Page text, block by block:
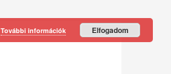
További információk Elfogadom